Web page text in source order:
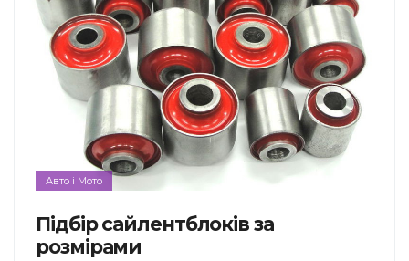
Авто і Мото
Підбір сайлентблоків за
розмірами